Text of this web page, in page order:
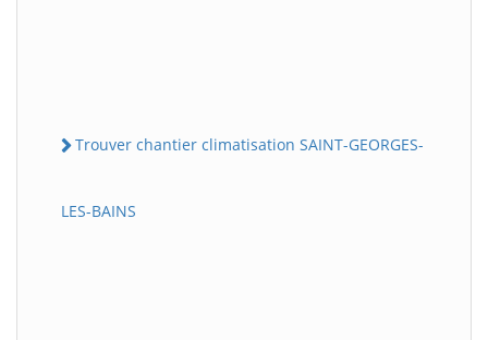
Trouver chantier climatisation SAINT-GEORGES-
LES-BAINS